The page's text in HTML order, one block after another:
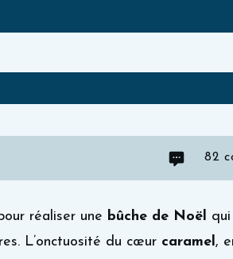
82
réaliser une bûche de Noël
L’onctuosité du cœur caramel,